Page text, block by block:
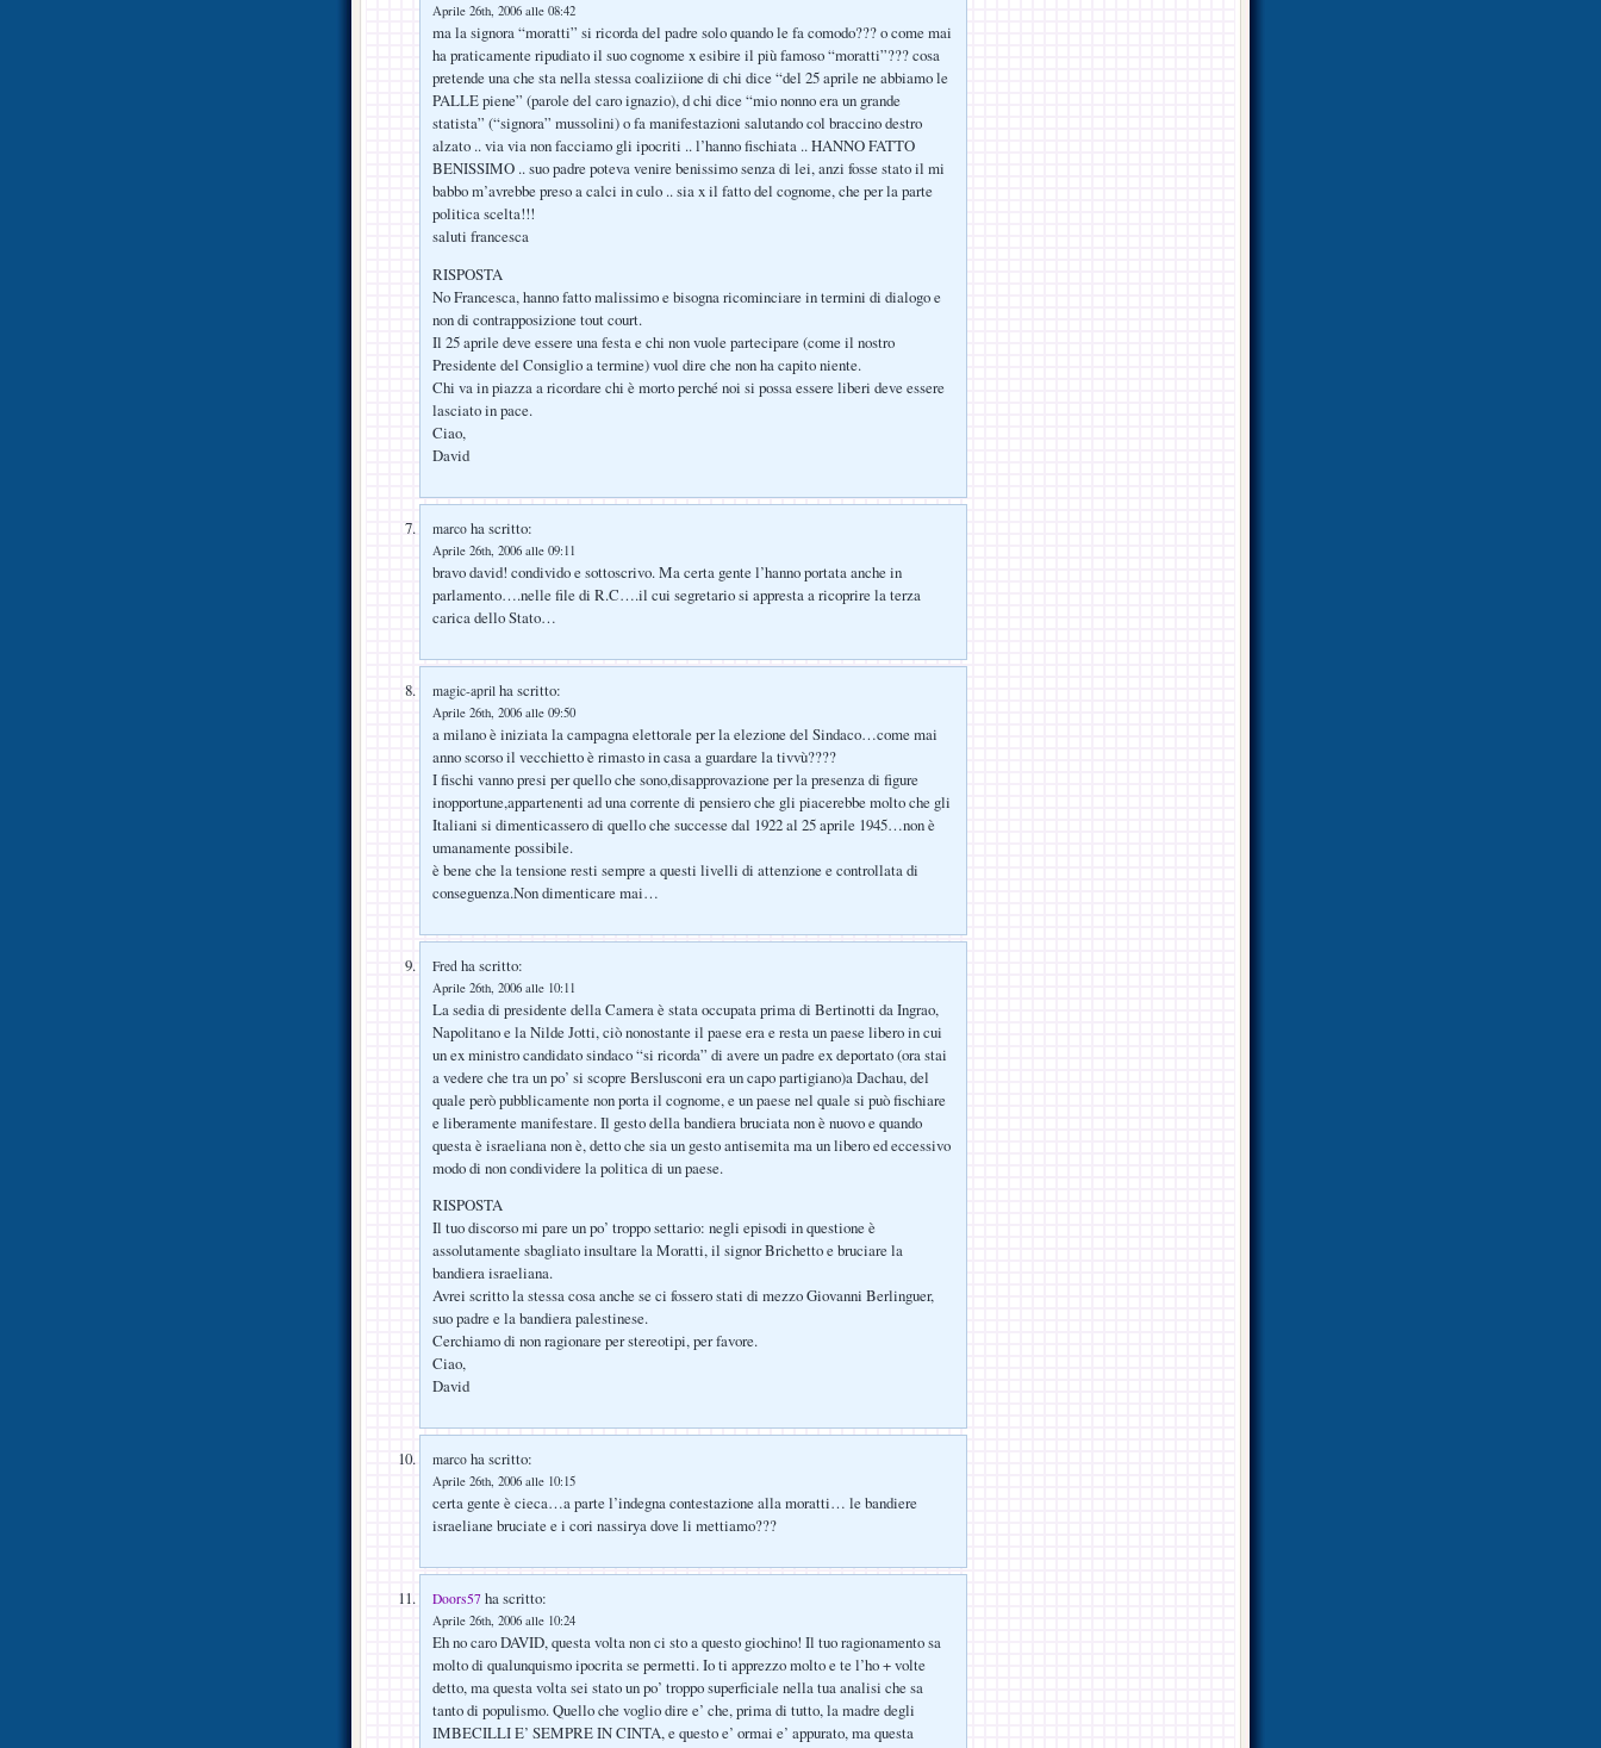
Aprile 26th, 2006 alle 08:42
ma la signora “moratti” si ricorda del padre solo quando le fa comodo??? o come mai
ha praticamente ripudiato il suo cognome x esibire il più famoso “moratti”??? cosa
pretende una che sta nella stessa coaliziione di chi dice “del 25 aprile ne abbiamo le
PALLE piene” (parole del caro ignazio), d chi dice “mio nonno era un grande
statista” (“signora” mussolini) o fa manifestazioni salutando col braccino destro
alzato .. via via non facciamo gli ipocriti .. l’hanno fischiata .. HANNO FATTO
BENISSIMO .. suo padre poteva venire benissimo senza di lei, anzi fosse stato il mi
babbo m’avrebbe preso a calci in culo .. sia x il fatto del cognome, che per la parte
politica scelta!!!
saluti francesca
RISPOSTA
No Francesca, hanno fatto malissimo e bisogna ricominciare in termini di dialogo e
non di contrapposizione tout court.
Il 25 aprile deve essere una festa e chi non vuole partecipare (come il nostro
Presidente del Consiglio a termine) vuol dire che non ha capito niente.
Chi va in piazza a ricordare chi è morto perché noi si possa essere liberi deve essere
lasciato in pace.
Ciao,
David
marco ha scritto:
Aprile 26th, 2006 alle 09:11
bravo david! condivido e sottoscrivo. Ma certa gente l’hanno portata anche in
parlamento….nelle file di R.C….il cui segretario si appresta a ricoprire la terza
carica dello Stato…
magic-april ha scritto:
Aprile 26th, 2006 alle 09:50
a milano è iniziata la campagna elettorale per la elezione del Sindaco…come mai
anno scorso il vecchietto è rimasto in casa a guardare la tivvù????
I fischi vanno presi per quello che sono,disapprovazione per la presenza di figure
inopportune,appartenenti ad una corrente di pensiero che gli piacerebbe molto che gli
Italiani si dimenticassero di quello che successe dal 1922 al 25 aprile 1945…non è
umanamente possibile.
è bene che la tensione resti sempre a questi livelli di attenzione e controllata di
conseguenza.Non dimenticare mai…
Fred ha scritto:
Aprile 26th, 2006 alle 10:11
La sedia di presidente della Camera è stata occupata prima di Bertinotti da Ingrao,
Napolitano e la Nilde Jotti, ciò nonostante il paese era e resta un paese libero in cui
un ex ministro candidato sindaco “si ricorda” di avere un padre ex deportato (ora stai
a vedere che tra un po’ si scopre Berslusconi era un capo partigiano)a Dachau, del
quale però pubblicamente non porta il cognome, e un paese nel quale si può fischiare
e liberamente manifestare. Il gesto della bandiera bruciata non è nuovo e quando
questa è israeliana non è, detto che sia un gesto antisemita ma un libero ed eccessivo
modo di non condividere la politica di un paese.
RISPOSTA
Il tuo discorso mi pare un po’ troppo settario: negli episodi in questione è
assolutamente sbagliato insultare la Moratti, il signor Brichetto e bruciare la
bandiera israeliana.
Avrei scritto la stessa cosa anche se ci fossero stati di mezzo Giovanni Berlinguer,
suo padre e la bandiera palestinese.
Cerchiamo di non ragionare per stereotipi, per favore.
Ciao,
David
marco ha scritto:
Aprile 26th, 2006 alle 10:15
certa gente è cieca…a parte l’indegna contestazione alla moratti… le bandiere
israeliane bruciate e i cori nassirya dove li mettiamo???
Doors57 ha scritto:
Aprile 26th, 2006 alle 10:24
Eh no caro DAVID, questa volta non ci sto a questo giochino! Il tuo ragionamento sa
molto di qualunquismo ipocrita se permetti. Io ti apprezzo molto e te l’ho + volte
detto, ma questa volta sei stato un po’ troppo superficiale nella tua analisi che sa
tanto di populismo. Quello che voglio dire e’ che, prima di tutto, la madre degli
IMBECILLI E’ SEMPRE IN CINTA, e questo e’ ormai e’ appurato, ma questa